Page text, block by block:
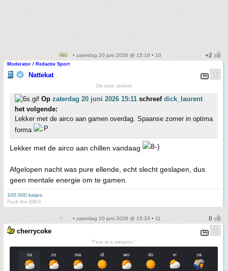
• zaterdag 20 juni 2026 @ 15:16 • 10
Moderator / Redactie Sport
Nattekat
De roze zeekat
Op zaterdag 20 juni 2026 15:11 schreef dick_laurent
het volgende:
Lekker met de airco aan gamen overdag. Spaanse zomer in optima
forma
Lekker met de airco aan chillen vandaag
Afgelopen nacht was pure ellende, echt slecht geslapen, dus
geen mentale energie om te gamen.
100.000 katjes
Fuck the EBU!
• zaterdag 20 juni 2026 @ 15:33 • 11
cherrycoke
"Fear is a weapon."